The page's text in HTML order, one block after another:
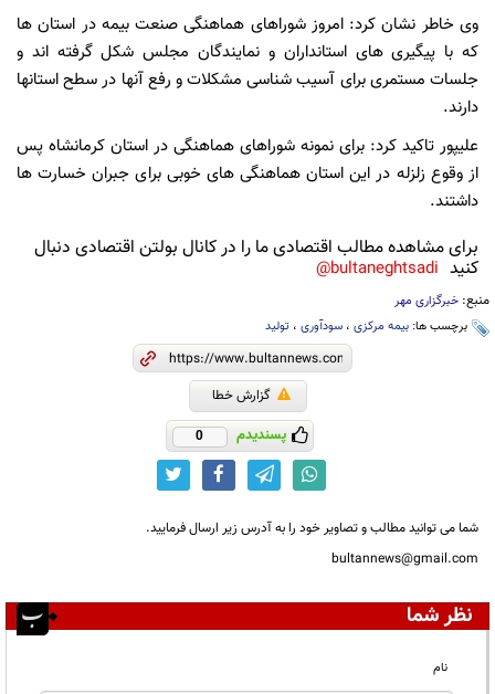
وی خاطر نشان کرد: امروز شوراهای هماهنگی صنعت بیمه در استان ها
که با پیگیری های استانداران و نمایندگان مجلس شکل گرفته اند و
جلسات مستمری برای آسیب شناسی مشکلات و رفع آنها در سطح استانها
دارند.
علیپور تاکید کرد: برای نمونه شوراهای هماهنگی در استان کرمانشاه پس
از وقوع زلزله در این استان هماهنگی های خوبی برای جبران خسارت ها
داشتند.
برای مشاهده مطالب اقتصادی ما را در کانال بولتن اقتصادی دنبال
کنید bultaneghtsadi@
منبع: خبرگزاری مهر
برچسب ها: بیمه مرکزی ، سودآوری ، تولید
گزارش خطا
پسندیدم 0
شما می توانید مطالب و تصاویر خود را به آدرس زیر ارسال فرمایید.
bultannews@gmail.com
نظر شما
نام